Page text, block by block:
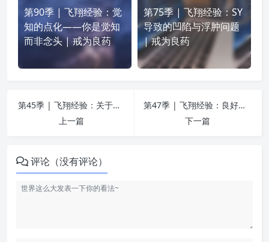
第90季 | 飞翔经验：觉
知的点化——你是觉知
而非念头 | 戒为良药
第75季 | 飞翔经验：SY
导致的凹陷与浮肿问题
| 戒为良药
第45季 | 飞翔经验：关于戒色新人、情绪管理深谈 | 戒为良药
上一篇
第47季 | 飞翔经验：良好戒色习惯的养成，时间效率管理 | 戒为良药
下一篇
评论（没有评论）